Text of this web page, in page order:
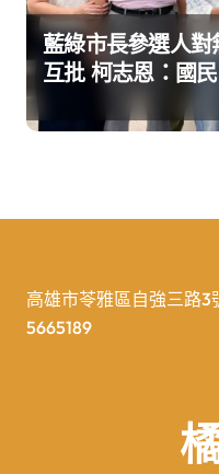
藍綠市長參選人對
互批 柯志恩：國
防+產業」務實版
高雄市苓雅區自強三路
5665189